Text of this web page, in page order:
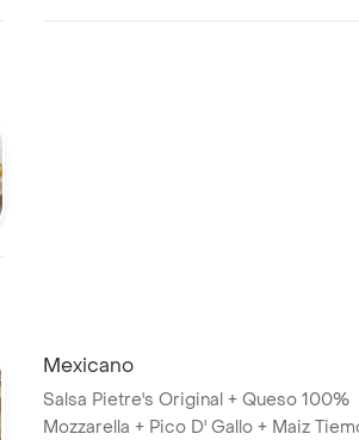
Mexicano
Salsa Pietre's Original + Queso 100%
Mozzarella + Pico D' Gallo + Maiz